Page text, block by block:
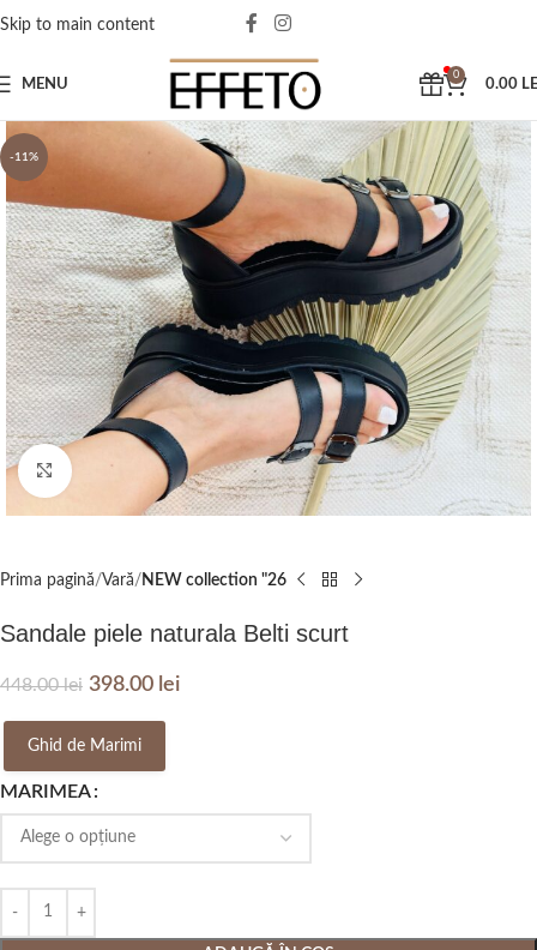
Skip to main content
MENU
0
0.00
-11%
Click to enlarge
Prima pagină Vară NEW collection "26
Sandale piele naturala Belti scurt
448.00lei 398.00 lei
Ghid de Marimi
MARIMEA